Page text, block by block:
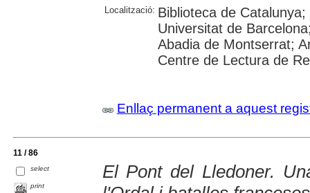
Localització: Biblioteca de
Universitat de
Abadia de Montserrat;
Centre de Lectura de
Enllaç permanent a aquest
11 / 86
select
print
El Pont del Lledoner.